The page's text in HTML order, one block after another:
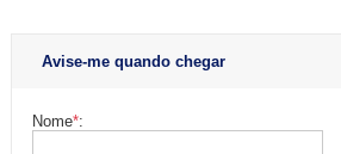
Avise-me quando chegar
Nome*: